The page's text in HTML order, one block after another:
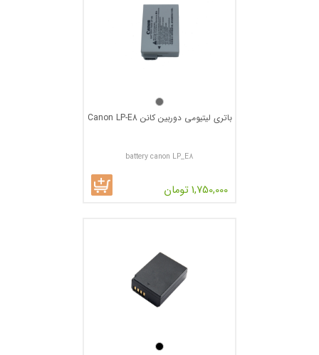
باتری لیتیومی دوربین کانن Canon LP-E8
battery canon LP_E8
1,750,000 تومان